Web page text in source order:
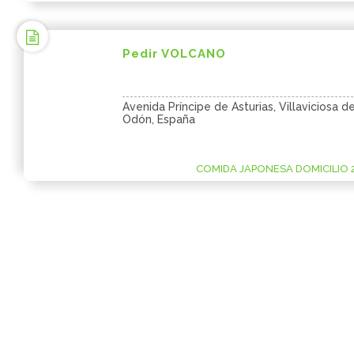
Pedir VOLCANO
Avenida Príncipe de Asturias, Villaviciosa de
Odón, España
COMIDA JAPONESA DOMICILIO